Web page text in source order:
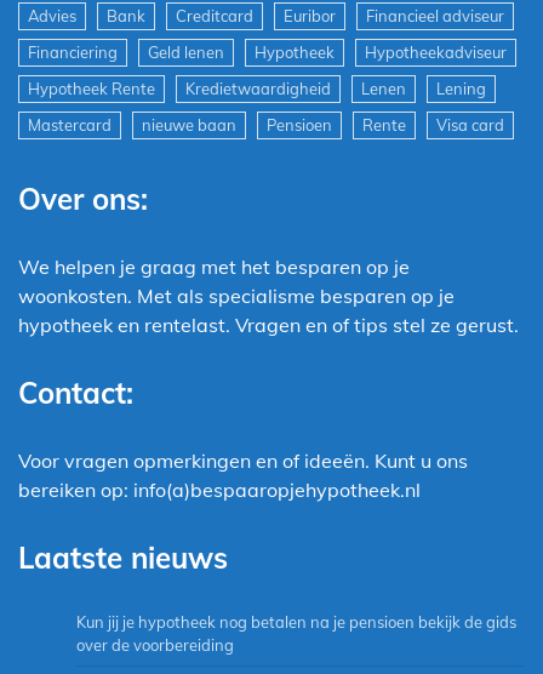
Advies Bank Creditcard Euribor
Financieel adviseur
Financiering
Geld lenen Hypotheek
Hypotheekadviseur
Hypotheek Rente
Kredietwaardigheid Lenen
Lening
Mastercard
nieuwe baan Pensioen Rente Visa card
Over ons:
We helpen je graag met het besparen op je
woonkosten. Met als specialisme besparen op je
hypotheek en rentelast. Vragen en of tips stel ze gerust.
Contact:
Voor vragen opmerkingen en of ideeën. Kunt u ons
bereiken op: info(a)bespaaropjehypotheek.nl
Laatste nieuws
Kun jij je hypotheek nog betalen na je pensioen bekijk de gids
over de voorbereiding